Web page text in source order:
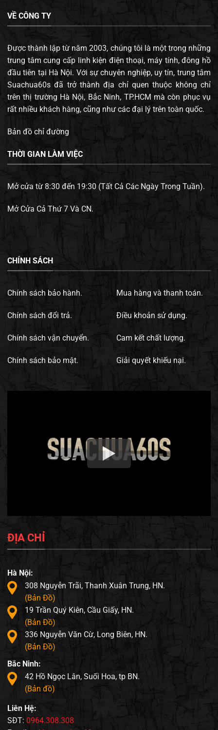
VỀ CÔNG TY
Được thành lập từ năm 2003, chúng tôi là một trong những
trung tâm cung cấp linh kiện điện thoại, máy tính, đông hồ
đầu tiên tại Hà Nội. Với sự chuyên nghiệp, uy tín, trung tâm
Suachua60s đã trở thành địa chỉ quen thuộc không chỉ
trên thị trường Hà Nội, Bắc Ninh, TP.HCM mà còn phục vụ
rất nhiều khách hàng, cũng như các đại lý trên toàn quốc.
Bản đồ chỉ đường
THỜI GIAN LÀM VIỆC
Mở cửa từ 8:30 đến 19:30 (Tất Cả Các Ngày Trong Tuần).
Mở Cửa Cả Thứ 7 Và CN.
CHÍNH SÁCH
Chính sách bảo hành.
Chính sách đổi trả.
Chính sách vận chuyển.
Chính sách bảo mật.
Mua hàng và thanh toán.
Điều khoản sử dụng.
Cam kết chất lượng.
Giải quyết khiếu nại.
ĐỊA CHỈ
Hà Nội:
308 Nguyễn Trãi, Thanh Xuân Trung, HN.
(Bản Đồ)
19 Trần Quý Kiên, Cầu Giấy, HN.
(Bản Đồ)
336 Nguyễn Văn Cừ, Long Biên, HN.
(Bản Đồ)
Bắc Ninh:
42 Hồ Ngọc Lân, Suối Hoa, tp BN.
(Bản đồ)
Liên Hệ:
SĐT: 0964.308.308